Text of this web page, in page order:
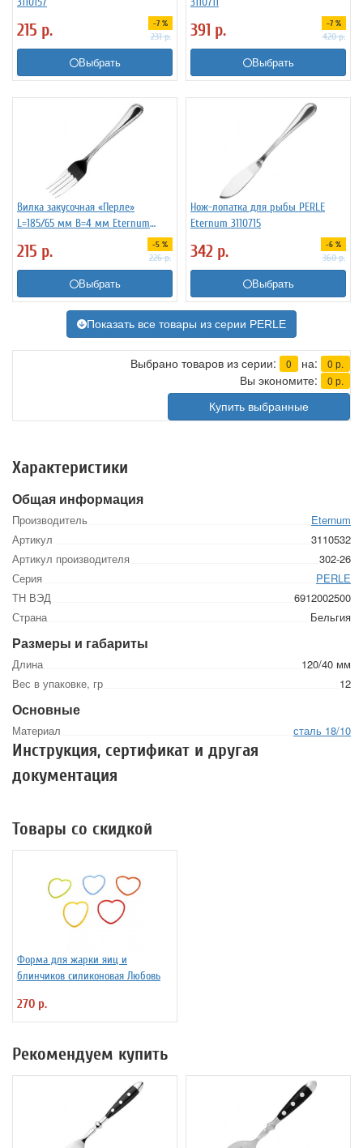
215 р. -7 %
231р.
Выбрать
391 р. -7 %
420р.
Выбрать
Вилка закусочная «Перле»
L=185/65 мм B=4 мм Eternum
215 р. -5 %
226р.
Выбрать
Нож-лопатка для рыбы PERLE
Eternum 3110715
342 р. -6 %
360р.
Выбрать
Показать все товары из серии PERLE
Выбрано товаров из серии: 0 на: 0 р.
Вы экономите: 0 р.
Купить выбранные
Характеристики
Общая информация
Производитель
Eternum
Артикул
3110532
Артикул производителя
302-26
Серия
PERLE
ТН ВЭД
6912002500
Страна
Бельгия
Размеры и габариты
Длина
120/40 мм
Вес в упаковке, гр
12
Основные
Материал сталь 18/10
Инструкция, сертификат и другая
документация
Товары со скидкой
Форма для жарки яиц и
блинчиков силиконовая Любовь
270 р.
Рекомендуем купить